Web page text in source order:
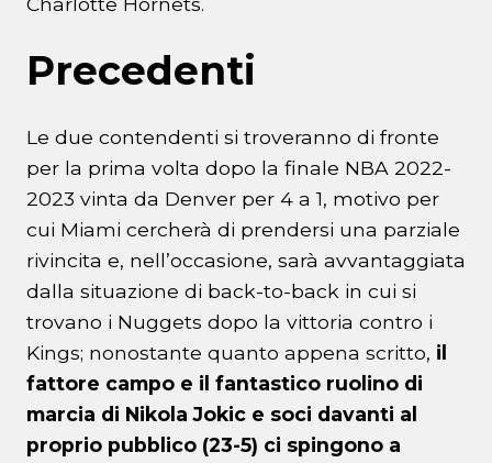
Precedenti
Le due contendenti si troveranno di fronte
per la prima volta dopo la finale NBA 2022-
2023 vinta da Denver per 4 a 1, motivo per
cui Miami cercherà di prendersi una parziale
rivincita e, nell’occasione, sarà avvantaggiata
dalla situazione di back-to-back in cui si
trovano i Nuggets dopo la vittoria contro i
Kings; nonostante quanto appena scritto, il
fattore campo e il fantastico ruolino di
marcia di Nikola Jokic e soci davanti al
proprio pubblico (23-5) ci spingono a